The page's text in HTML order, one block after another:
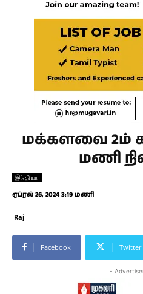
மக்களவை 2ம்
மணி
இந்தியா
ஏப்ரல் 26, 2024 3:19 மணி
Raj
Facebook Twitter
-